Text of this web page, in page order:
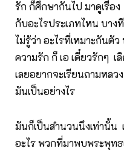
รัก ก็ศึกษากันไป มาดูเรื่อ
กับอะไรประเภทไหน บา
ไม่รู้ว่า อะไรที่เหมาะกันตัว
ความรัก ก็ เอ เดี๋ยวรักๆ เ
เลยอยากจะเรียนถามหล
มันเป็นอย่างไร
มันก็เป็นสำนวนนึงเท่านั้น
อะไร พวกที่มาพบพระพุทธ